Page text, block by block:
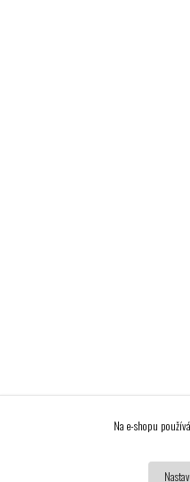
Na e-shopu